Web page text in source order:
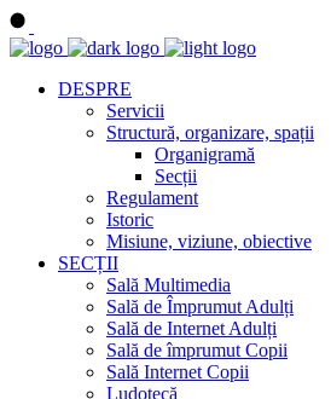
DESPRE
Servicii
Structură, organizare, spații
Organigramă
Secții
Regulament
Istoric
Misiune, viziune, obiective
SECȚII
Sală Multimedia
Sală de Împrumut Adulți
Sală de Internet Adulți
Sală de împrumut Copii
Sală Internet Copii
Ludotecă